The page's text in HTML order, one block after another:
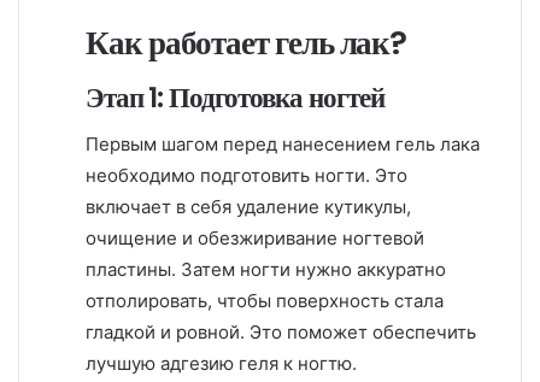
Как работает гель лак?
Этап 1: Подготовка ногтей
Первым шагом перед нанесением гель лака
необходимо подготовить ногти. Это
включает в себя удаление кутикулы,
очищение и обезжиривание ногтевой
пластины. Затем ногти нужно аккуратно
отполировать, чтобы поверхность стала
гладкой и ровной. Это поможет обеспечить
лучшую адгезию геля к ногтю.